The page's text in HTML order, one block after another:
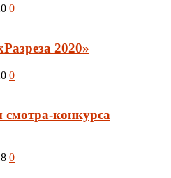
0
2020»
0
конкурса
0